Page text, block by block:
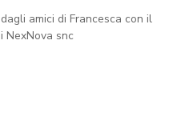
amici di Francesca con il
NexNova snc